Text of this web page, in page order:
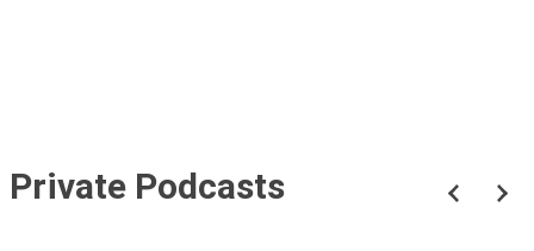
Private Podcasts